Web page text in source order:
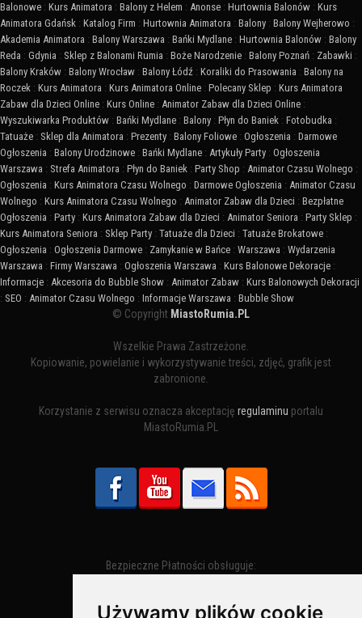
Używamy plików cookie
Balonowe : Kurs Animatora : Balony z Helem : Anonse : Hurtownia Balonów : Kurs
Animatora Gdańsk : Katalog Firm : Hurtownia Animatora : Balony : Balony Wejherowo :
Akademia Animatora : Balony Warszawa : Bańki Mydlane : Hurtownia Balonów : Balony
Reda : Gdynia : Sklep z Balonami Rumia : Boże Narodzenie : Balony Poznań : Zabawki :
Balony Kraków : Balony Wrocław : Balony Łódź : Koraliki do Prasowania : Balony na
Roczek : Kurs Animatora : Kurs Animatora Online : Polecany Sklep : Kurs Animatora
Zabaw dla Dzieci Online : Kurs Online : Animator Zabaw dla Dzieci Online :
Wyszukiwarka Produktów : Bańki Mydlane : Balony : Płyn do Baniek : Fotobudka :
Tatuaże : Sklep dla Animatora : Prezenty : Balony Foliowe : Ogłoszenia : Darmowe
Ogłoszenia : Balony Urodzinowe : Bańki Mydlane : Artykuły Party : Ogłoszenia
Warszawa : Strefa Animatora : Płyn do Baniek : Party Shop : Animator Czasu Wolnego :
Ogłoszenia : Kurs Animatora Czasu Wolnego : Darmowe Ogłoszenia : Animator Czasu
Wolnego : Kurs Animatora Czasu Wolnego : Animator Zabaw dla Dzieci : Bezpłatne
Ogłoszenia : Party : Kurs Animatora Zabaw dla Dzieci : Animator Seniora : Party Sklep :
Kurs Animatora Seniora : Sklep Party : Tatuaże dla Dzieci : Tatuaże Brokatowe :
Ogłoszenia : Ogłoszenia Darmowe : Zamykanie w Bańce : Warszawa : Wydarzenia
Warszawa : Firmy Warszawa : Ogłoszenia Warszawa : Kurs Balonowe Dekoracje :
Informacje : Akcesoria do Bubble Show : Animator Zabaw : Kurs Balonowych Dekoracji
: SEO : Animator Czasu Wolnego : Informacje Warszawa : Bubble Show
© Copyright MiastoRumia.PL
Wszelkie Prawa Zastrzeżone.
Kopiowanie, powielanie i wykorzystywanie treści, zdjęć, grafik jest
zabronione.
Korzystanie z serwisu oznacza akceptację regulaminu portalu
MiastoRumia.PL
Bezpieczne Płatności obsługuje: